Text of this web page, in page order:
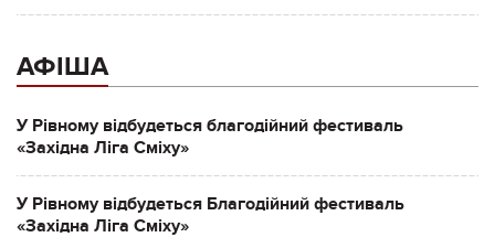
АФІША
У Рівному відбудеться благодійний фестиваль
«Західна Ліга Сміху»
У Рівному відбудеться Благодійний фестиваль
«Західна Ліга Сміху»